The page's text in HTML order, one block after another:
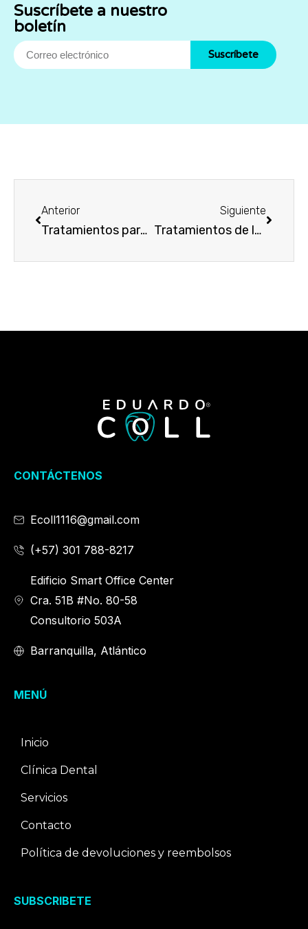
Suscríbete a nuestro
boletín
Suscríbete
Anterior
Tratamientos para el bruxismo: Un alivio duradero
Siguiente
Tratamientos de la Rehabilitación Oral para restaurar tu sonrisa.
CONTÁCTENOS
Ecoll1116@gmail.com
(+57) 301 788-8217
Edificio Smart Office Center
Cra. 51B #No. 80-58
Consultorio 503A
Barranquilla, Atlántico
MENÚ
Inicio
Clínica Dental
Servicios
Contacto
Política de devoluciones y reembolsos
SUBSCRIBETE